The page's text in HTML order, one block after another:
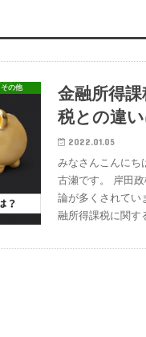
その他 金融所得
税との違い
2022.01.05
みなさんこんにち
古瀬です。 岸田
論が多くされてい
融所得課税に関